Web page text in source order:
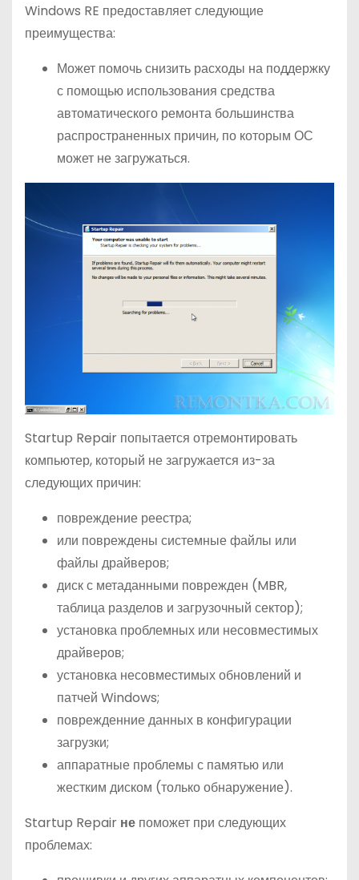
Windows RE предоставляет следующие
преимущества:
Может помочь снизить расходы на поддержку
с помощью использования средства
автоматического ремонта большинства
распространенных причин, по которым ОС
может не загружаться.
Startup Repair попытается отремонтировать
компьютер, который не загружается из-за
следующих причин:
повреждение реестра;
или повреждены системные файлы или
файлы драйверов;
диск с метаданными поврежден (MBR,
таблица разделов и загрузочный сектор);
установка проблемных или несовместимых
драйверов;
установка несовместимых обновлений и
патчей Windows;
поврежденние данных в конфигурации
загрузки;
аппаратные проблемы с памятью или
жестким диском (только обнаружение).
Startup Repair не поможет при следующих
проблемах: